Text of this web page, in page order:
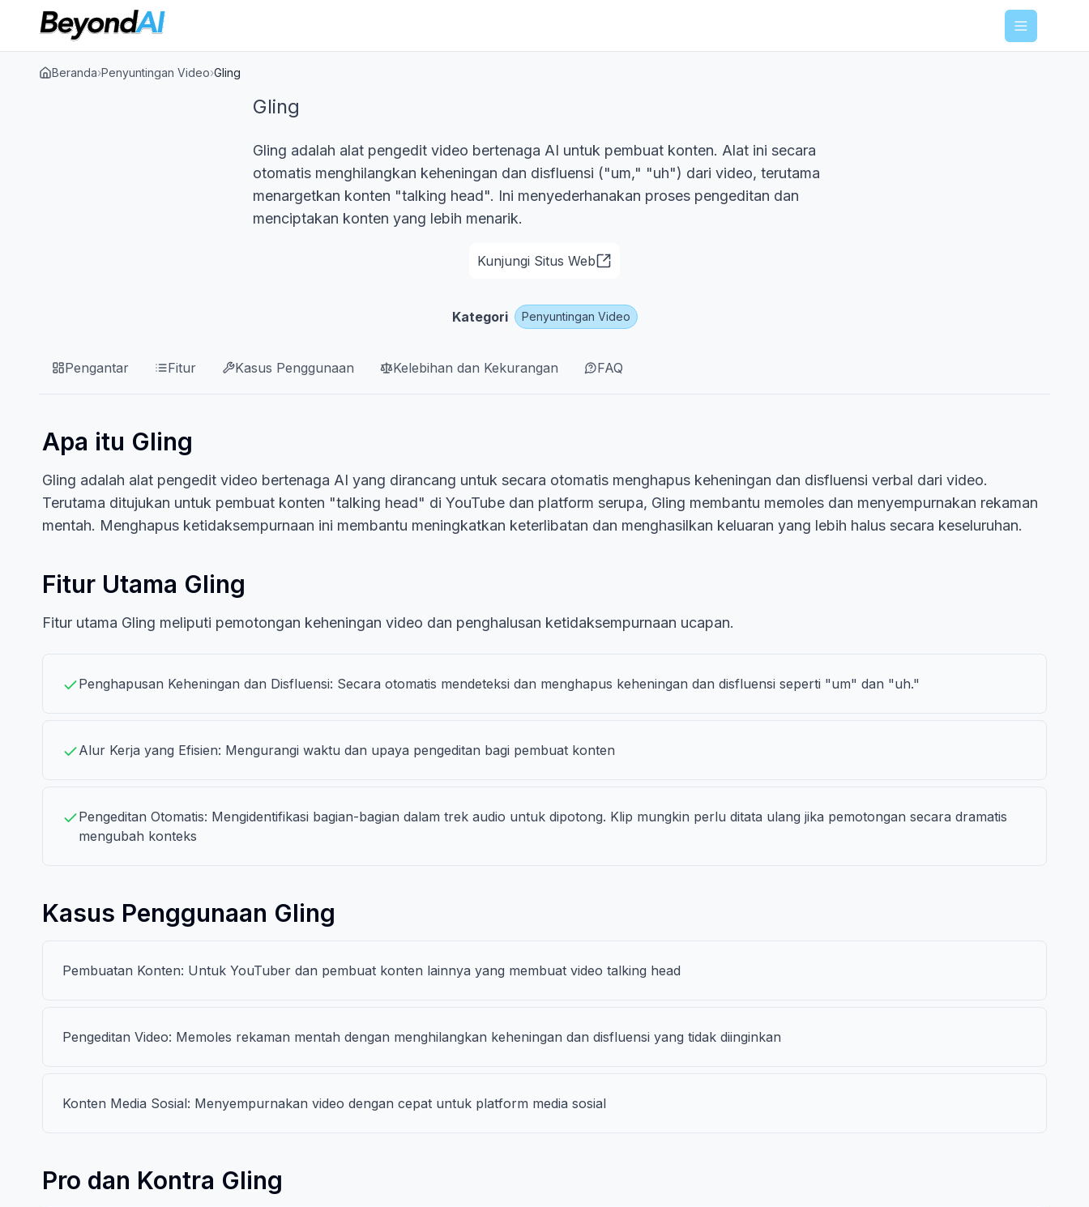
Menu
Beranda›Penyuntingan Video›Gling
Gling
Gling adalah alat pengedit video bertenaga AI untuk pembuat konten. Alat ini secara
otomatis menghilangkan keheningan dan disfluensi ("um," "uh") dari video, terutama
menargetkan konten "talking head". Ini menyederhanakan proses pengeditan dan
menciptakan konten yang lebih menarik.
Kunjungi Situs Web
Kategori Penyuntingan Video
Pengantar Fitur Kasus Penggunaan Kelebihan dan Kekurangan FAQ
Apa itu Gling
Gling adalah alat pengedit video bertenaga AI yang dirancang untuk secara otomatis menghapus keheningan dan disfluensi verbal dari video.
Terutama ditujukan untuk pembuat konten "talking head" di YouTube dan platform serupa, Gling membantu memoles dan menyempurnakan rekaman
mentah. Menghapus ketidaksempurnaan ini membantu meningkatkan keterlibatan dan menghasilkan keluaran yang lebih halus secara keseluruhan.
Fitur Utama Gling
Fitur utama Gling meliputi pemotongan keheningan video dan penghalusan ketidaksempurnaan ucapan.
Penghapusan Keheningan dan Disfluensi: Secara otomatis mendeteksi dan menghapus keheningan dan disfluensi seperti "um" dan "uh."
Alur Kerja yang Efisien: Mengurangi waktu dan upaya pengeditan bagi pembuat konten
Pengeditan Otomatis: Mengidentifikasi bagian-bagian dalam trek audio untuk dipotong. Klip mungkin perlu ditata ulang jika pemotongan secara dramatis
mengubah konteks
Kasus Penggunaan Gling
Pembuatan Konten: Untuk YouTuber dan pembuat konten lainnya yang membuat video talking head
Pengeditan Video: Memoles rekaman mentah dengan menghilangkan keheningan dan disfluensi yang tidak diinginkan
Konten Media Sosial: Menyempurnakan video dengan cepat untuk platform media sosial
Pro dan Kontra Gling